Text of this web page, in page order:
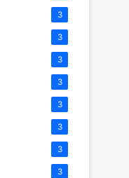
3
3
3
3
3
3
3
3